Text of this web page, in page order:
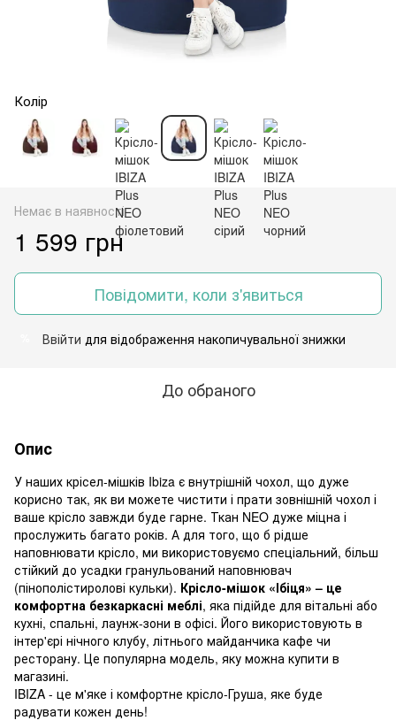
Колір
Немає в наявності
1 599 грн
Повідомити, коли з'явиться
Ввійти для відображення накопичувальної знижки
До обраного
Опис
У наших крісел-мішків Ibiza є внутрішній чохол, що дуже
корисно так, як ви можете чистити і прати зовнішній чохол і
ваше крісло завжди буде гарне. Ткан NEO дуже міцна і
прослужить багато років. А для того, що б рідше
наповнювати крісло, ми використовуємо спеціальний, більш
стійкий до усадки гранульований наповнювач
(пінополістиролові кульки). Крісло-мішок «Ібіця» – це
комфортна безкаркасні меблі, яка підійде для вітальні або
кухні, спальні, лаунж-зони в офісі. Його використовують в
інтер'єрі нічного клубу, літнього майданчика кафе чи
ресторану. Це популярна модель, яку можна купити в
магазині.
IBIZA - це м'яке і комфортне крісло-Груша, яке буде
радувати кожен день!